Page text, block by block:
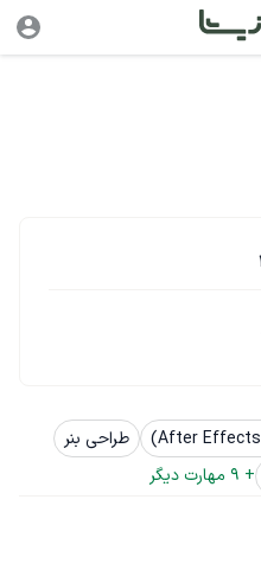
طراحی بنر
+
9 مهارت دیگر